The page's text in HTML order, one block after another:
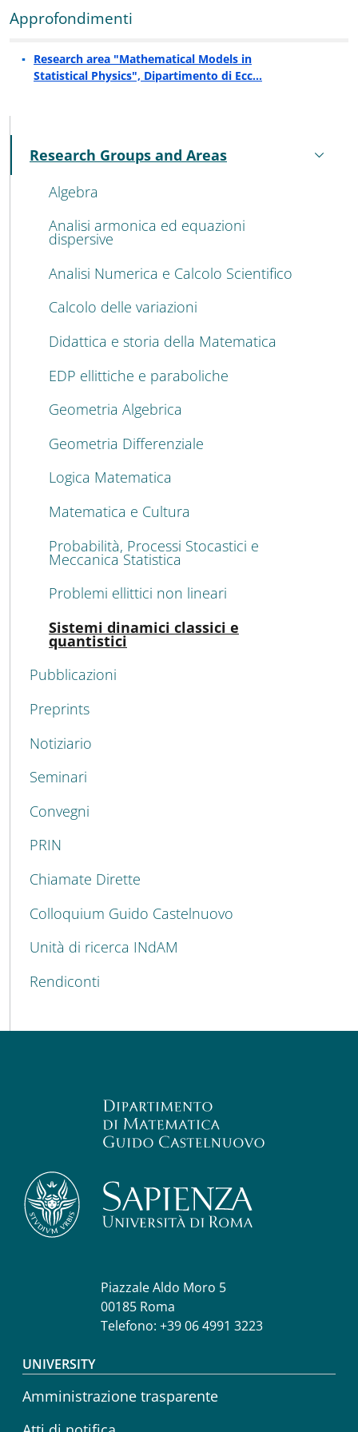
Approfondimenti
Approfondimenti:
Research area "Mathematical Models in
Statistical Physics", Dipartimento di Ecc…
MENU CEV SECOND NAVIGATION
Research Groups and Areas
Active
Algebra
Analisi armonica ed equazioni
dispersive
Analisi Numerica e Calcolo Scientifico
Calcolo delle variazioni
Didattica e storia della Matematica
EDP ellittiche e paraboliche
Geometria Algebrica
Geometria Differenziale
Logica Matematica
Matematica e Cultura
Probabilità, Processi Stocastici e
Meccanica Statistica
Problemi ellittici non lineari
Sistemi dinamici classici e
quantistici
Pubblicazioni
Preprints
Notiziario
Seminari
Convegni
PRIN
Chiamate Dirette
Colloquium Guido Castelnuovo
Unità di ricerca INdAM
Rendiconti
Piazzale Aldo Moro 5
00185 Roma
Telefono: +39 06 4991 3223
Footer menu
UNIVERSITY
Amministrazione trasparente